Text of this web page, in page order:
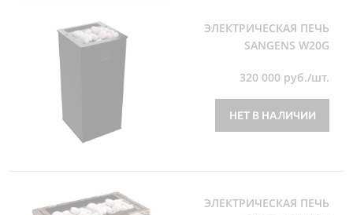
ЭЛЕКТРИЧЕСКАЯ ПЕЧЬ
SANGENS W20G
320 000 руб./шт.
НЕТ В НАЛИЧИИ
ЭЛЕКТРИЧЕСКАЯ ПЕЧЬ